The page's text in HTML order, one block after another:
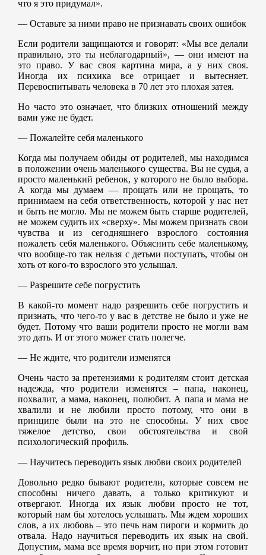
что я это придумал».
— Оставьте за ними право не признавать своих ошибок
Если родители защищаются и говорят: «Мы все делали
правильно, это ты неблагодарный», — они имеют на
это право. У вас своя картина мира, а у них своя.
Иногда их психика все отрицает и вытесняет.
Перевоспитывать человека в 70 лет это плохая затея.
Но часто это означает, что близких отношений между
вами уже не будет.
— Пожалейте себя маленького
Когда мы получаем обиды от родителей, мы находимся
в положении очень маленького существа. Вы не судья, а
просто маленький ребенок, у которого не было выбора.
А когда мы думаем — прощать или не прощать, то
принимаем на себя ответственность, которой у нас нет
и быть не могло. Мы не можем быть старше родителей,
не можем судить их «сверху». Мы можем признать свои
чувства и из сегодняшнего взрослого состояния
пожалеть себя маленького. Объяснить себе маленькому,
что вообще-то так нельзя с детьми поступать, чтобы он
хоть от кого-то взрослого это услышал.
— Разрешите себе погрустить
В какой-то момент надо разрешить себе погрустить и
признать, что чего-то у вас в детстве не было и уже не
будет. Потому что ваши родители просто не могли вам
это дать. И от этого может стать полегче.
— Не ждите, что родители изменятся
Очень часто за претензиями к родителям стоит детская
надежда, что родители изменятся – папа, наконец,
похвалит, а мама, наконец, полюбит. А папа и мама не
хвалили и не любили просто потому, что они в
принципе были на это не способны. У них свое
тяжелое детство, свои обстоятельства и свой
психологический профиль.
— Научитесь переводить язык любви своих родителей
Довольно редко бывают родители, которые совсем не
способны ничего давать, а только критикуют и
отвергают. Иногда их язык любви просто не тот,
который нам бы хотелось услышать. Мы ждем хороших
слов, а их любовь – это печь нам пироги и кормить до
отвала. Надо научиться переводить их язык на свой.
Допустим, мама все время ворчит, но при этом готовит